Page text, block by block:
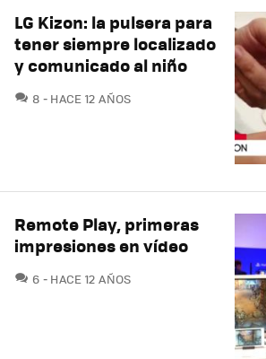
LG Kizon: la pulsera para
tener siempre localizado
y comunicado al niño
8 COMENTARIOS
HACE 12 AÑOS
Remote Play, primeras
impresiones en vídeo
6 COMENTARIOS
HACE 12 AÑOS